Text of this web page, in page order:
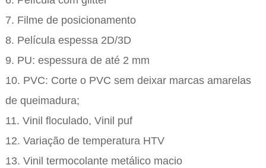
7. Filme de posicionamento
8. Película espessa 2D/3D
9. PU: espessura de até 2 mm
10. PVC: Corte o PVC sem deixar marcas amarelas
de queimadura;
11. Vinil floculado, Vinil puf
12. Variação de temperatura HTV
13. Vinil termocolante metálico macio